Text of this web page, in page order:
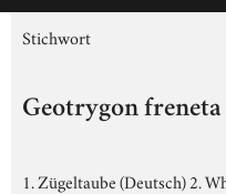
Stichwort
Geotrygon freneta
1. Zügeltaube (Deutsch) 2.